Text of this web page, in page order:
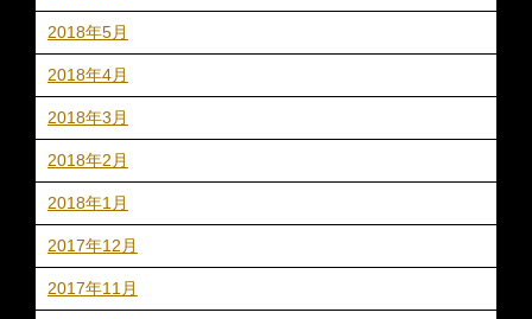
2018年5月
2018年4月
2018年3月
2018年2月
2018年1月
2017年12月
2017年11月